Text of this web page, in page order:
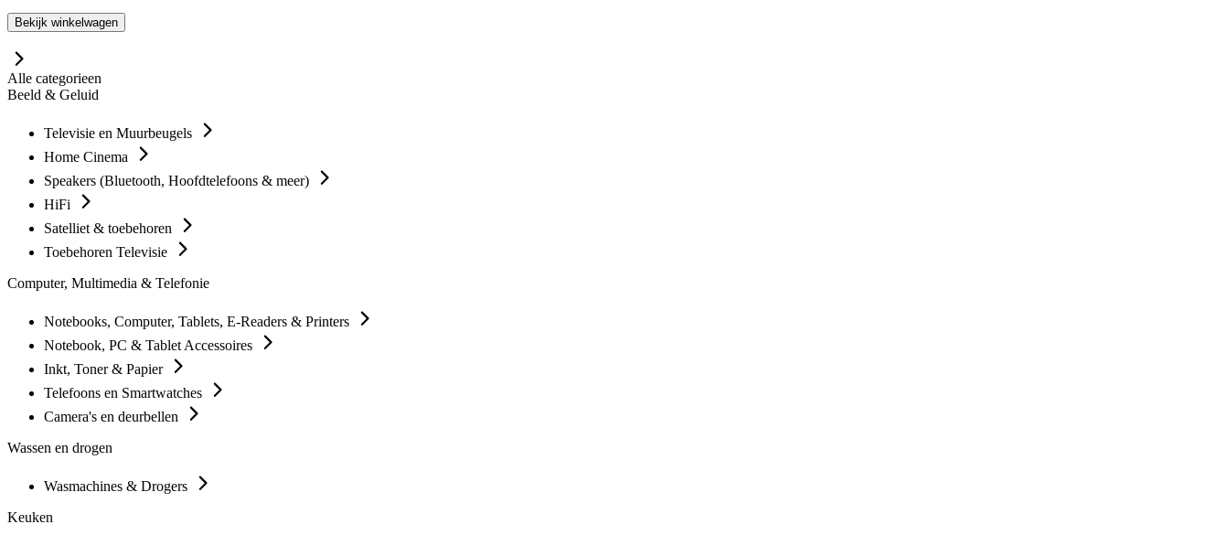
Bekijk winkelwagen
Alle categorieen
Beeld & Geluid
Televisie en Muurbeugels
Home Cinema
Speakers (Bluetooth, Hoofdtelefoons & meer)
HiFi
Satelliet & toebehoren
Toebehoren Televisie
Computer, Multimedia & Telefonie
Notebooks, Computer, Tablets, E-Readers & Printers
Notebook, PC & Tablet Accessoires
Inkt, Toner & Papier
Telefoons en Smartwatches
Camera's en deurbellen
Wassen en drogen
Wasmachines & Drogers
Keuken